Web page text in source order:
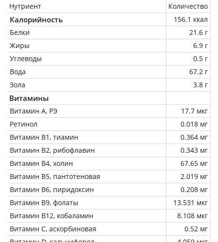
Нутриент
Количество
Калорийность
156.1 ккал
Белки
21.6 г
Жиры
6.9 г
Углеводы
0.5 г
Вода
67.2 г
Зола
3.8 г
Витамины
Витамин А, РЭ
17.7 мкг
Ретинол
0.018 мг
Витамин В1, тиамин
0.364 мг
Витамин В2, рибофлавин
0.343 мг
Витамин В4, холин
67.65 мг
Витамин В5, пантотеновая
2.019 мг
Витамин В6, пиридоксин
0.208 мг
Витамин В9, фолаты
13.531 мкг
Витамин В12, кобаламин
8.108 мкг
Витамин C, аскорбиновая
0.52 мг